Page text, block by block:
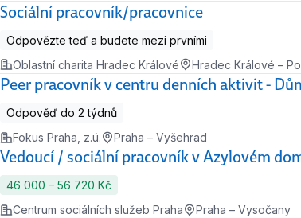
Sociální pracovník/pracovnice
Odpovězte teď a budete mezi prvními
Oblastní charita Hradec Králové
Hradec Králové –
Peer pracovník v centru denních aktivit -
Odpověď do 2 týdnů
Fokus Praha, z.ú.
Praha – Vyšehrad
Vedoucí / sociální pracovník v Azylovém
46 000 ‍–‍ 56 720 Kč
Centrum sociálních služeb Praha
Praha – Vysočany